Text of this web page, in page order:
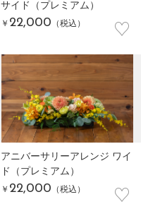
サイド（プレミアム）
￥ 22,000 （税込） ♡
アニバーサリーアレンジ ワイ
ド（プレミアム）
￥ 22,000 （税込） ♡